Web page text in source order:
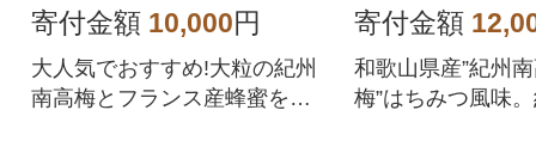
寄付金額 10,000円
大人気でおすすめ!大粒の紀州
南高梅とフランス産蜂蜜を使
寄付金額
和歌山県産”紀州
梅”はちみつ風味